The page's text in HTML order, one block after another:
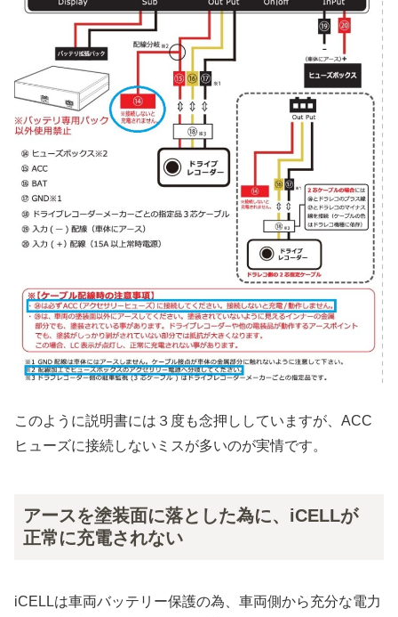
このように説明書には３度も念押ししていますが、ACC
ヒューズに接続しないミスが多いのが実情です。
アースを塗装面に落とした為に、iCELLが
正常に充電されない
iCELLは車両バッテリー保護の為、車両側から充分な電力